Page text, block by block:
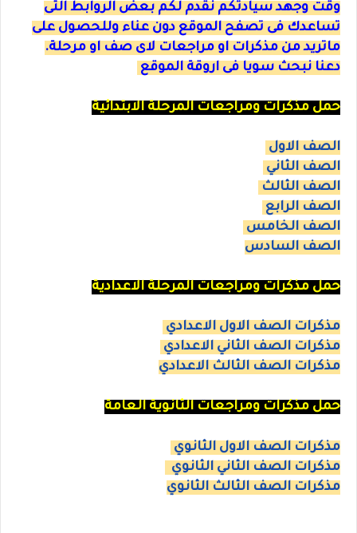
وقت وجهد سيادتكم نقدم لكم بعض الروابط التى
تساعدك فى تصفح الموقع دون عناء وللحصول على
ماتريد من مذكرات او مراجعات لاى صف او مرحلة.
دعنا نبحث سويا فى اروقة الموقع
حمل مذكرات ومراجعات المرحلة الابتدائية
الصف الاول
الصف الثاني
الصف الثالث
الصف الرابع
الصف الخامس
الصف السادس
حمل مذكرات ومراجعات المرحلة الاعدادية
مذكرات الصف الاول الاعدادي
مذكرات الصف الثاني الاعدادي
مذكرات الصف الثالث الاعدادي
حمل مذكرات ومراجعات الثانوية العامة
مذكرات الصف الاول الثانوي
مذكرات الصف الثاني الثانوي
مذكرات الصف الثالث الثانوي